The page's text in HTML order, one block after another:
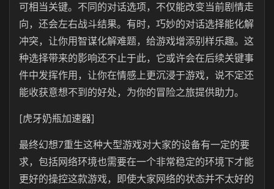
可相当关键。不同的对话选项，不仅能改变当前剧情走
向，还会左右战斗结果。有时，巧妙的对话选择能化解
冲突，让你用智谋化解难题，给游戏增添别样乐趣。这
种选择带来的影响还不止于此，它或许会在后续关键事
件中发挥作用，让你在情感上更沉浸于游戏，说不定还
能收获意想不到的好处，为你的冒险之旅提供助力。
[虎牙奶瓶加速器]
最终幻想7重生这种大型游戏对大家的设备有一定的要
求，包括网络环境也需要在一个非常稳定的环境下才能
更好的操控这款游戏，即使大家网络的状态并不太好的